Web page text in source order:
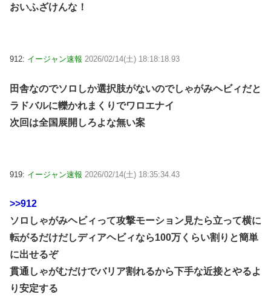
おいふざけんな！
912: イージャン速報 2026/02/14(土) 18:18:18.93
田舎なのでソロしか選択肢がないのでしゃがみヘビィだと
ラドバルに轢かれまくりでワロエナイ
次回は全国展開しろよな無い案
919: イージャン速報 2026/02/14(土) 18:35:34.43
>>912
ソロしゃがみヘビィって攻撃モーション見たら立って横に
転がるだけだしディアヘビィなら100万くらい割りと簡単
に出せるぞ
貫通しゃがむだけでバリア割れるから下手な近接とやるよ
り安定する